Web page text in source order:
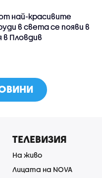
най-красивите
в света се появи в
в Пловдив
ТЕЛЕВИЗИЯ
На живо
Лицата на NOVA